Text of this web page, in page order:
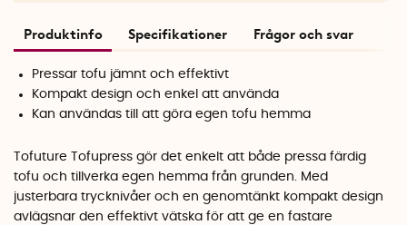
Produktinfo Specifikationer Frågor och svar
Pressar tofu jämnt och effektivt
Kompakt design och enkel att använda
Kan användas till att göra egen tofu hemma
Tofuture Tofupress gör det enkelt att både pressa färdig
tofu och tillverka egen hemma från grunden. Med
justerbara trycknivåer och en genomtänkt kompakt design
avlägsnar den effektivt vätska för att ge en fastare